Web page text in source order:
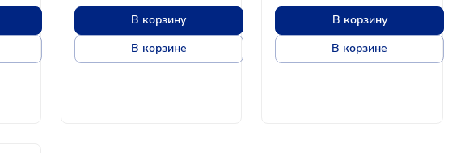
В корзину
В корзине
В корзину
В корзине